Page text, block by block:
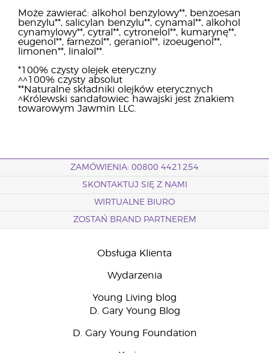
Może zawierać: alkohol benzylowy**, benzoesan
benzylu**, salicylan benzylu**, cynamal**, alkohol
cynamylowy**, cytral**, cytronelol**, kumarynę**,
eugenol**, farnezol**, geraniol**, izoeugenol**,
limonen**, linalol**.
*100% czysty olejek eteryczny
^^100% czysty absolut
**Naturalne składniki olejków eterycznych
^Królewski sandałowiec hawajski jest znakiem
towarowym Jawmin LLC.
ZAMÓWIENIA: 00800 4421254
SKONTAKTUJ SIĘ Z NAMI
WIRTUALNE BIURO
ZOSTAŃ BRAND PARTNEREM
Obsługa Klienta
Wydarzenia
Young Living blog
D. Gary Young Blog
D. Gary Young Foundation